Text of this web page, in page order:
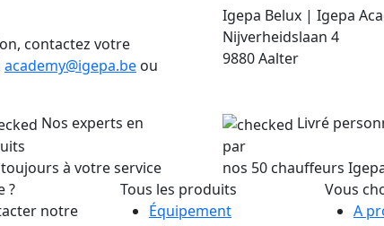
contactez votre
academy@igepa.be ou
Igepa Belux | Igepa
Nijverheidslaan 4
9880 Aalter
Nos experts en
à votre service
Livré
par
nos 50 chauffeurs
?
notre
Tous les produits
Équipement
Vous
A